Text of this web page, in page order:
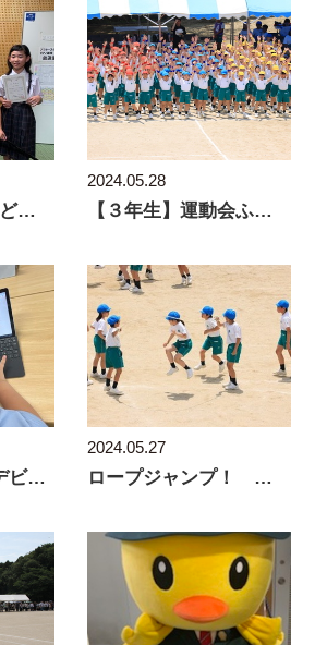
運動会の表彰：子どもたちの頑張りをたたえて
2024.05.28
【３年生】運動会ふりかえり
1年生タブレットデビュー
2024.05.27
ロープジャンプ！ クラスみんなで探究！